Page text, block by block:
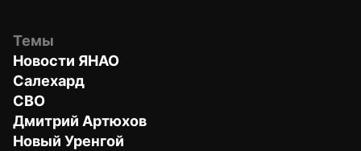
Темы
Новости ЯНАО
Салехард
СВО
Дмитрий Артюхов
Новый Уренгой